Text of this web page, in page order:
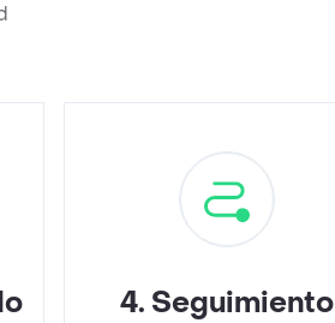
4. Seguimiento